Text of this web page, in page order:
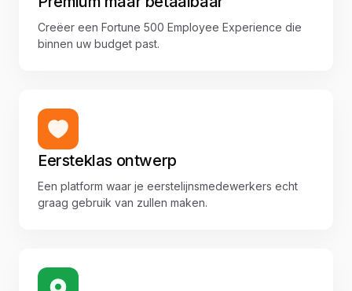
Creëer een Fortune 500 Employee Experience die
binnen uw budget past.
Eersteklas ontwerp
Een platform waar je eerstelijnsmedewerkers echt
graag gebruik van zullen maken.